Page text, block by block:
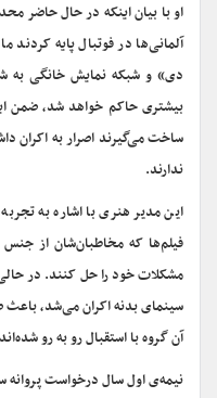
او با بیان اینکه در حال حاضر
آلمانی‌ها در فوتبال پایه‌
دی» و شبکه نمایش خانگی به
بیشتری حاکم خواهد شد، ضمن
ساخت می‌گیرند اصرار به اکران
ندارند.
این مدیر هنری با اشاره به
فیلم‌ها که مخاطبان‌شان از
مشکلات خود را حل کنند. در
سینمای بدنه اکران می‌شد، باعث
آن گروه با استقبال رو به رو
نیمه‌ی اول سال درخواست پروانه